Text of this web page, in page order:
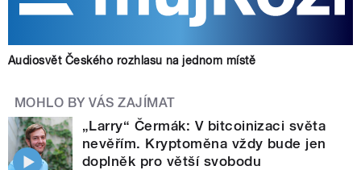
Audiosvět Českého rozhlasu na jednom místě
MOHLO BY VÁS ZAJÍMAT
„Larry“ Čermák: V bitcoinizaci světa
nevěřím. Kryptoměna vždy bude jen
doplněk pro větší svobodu